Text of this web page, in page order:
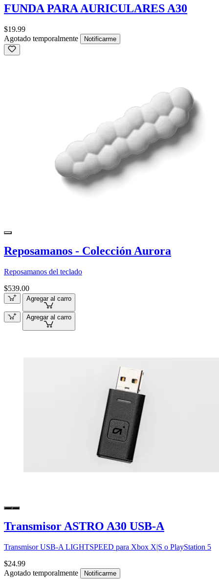
FUNDA PARA AURICULARES A30
$19.99
Agotado temporalmente
Notificarme
Reposamanos - Colección Aurora
Reposamanos del teclado
$539.00
Agregar al carro
Agregar al carro
Transmisor ASTRO A30 USB-A
Transmisor USB-A LIGHTSPEED para Xbox X|S o PlayStation 5
$24.99
Agotado temporalmente
Notificarme